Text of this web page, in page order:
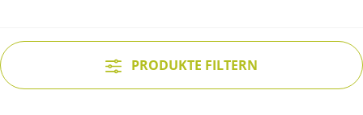
PRODUKTE FILTERN